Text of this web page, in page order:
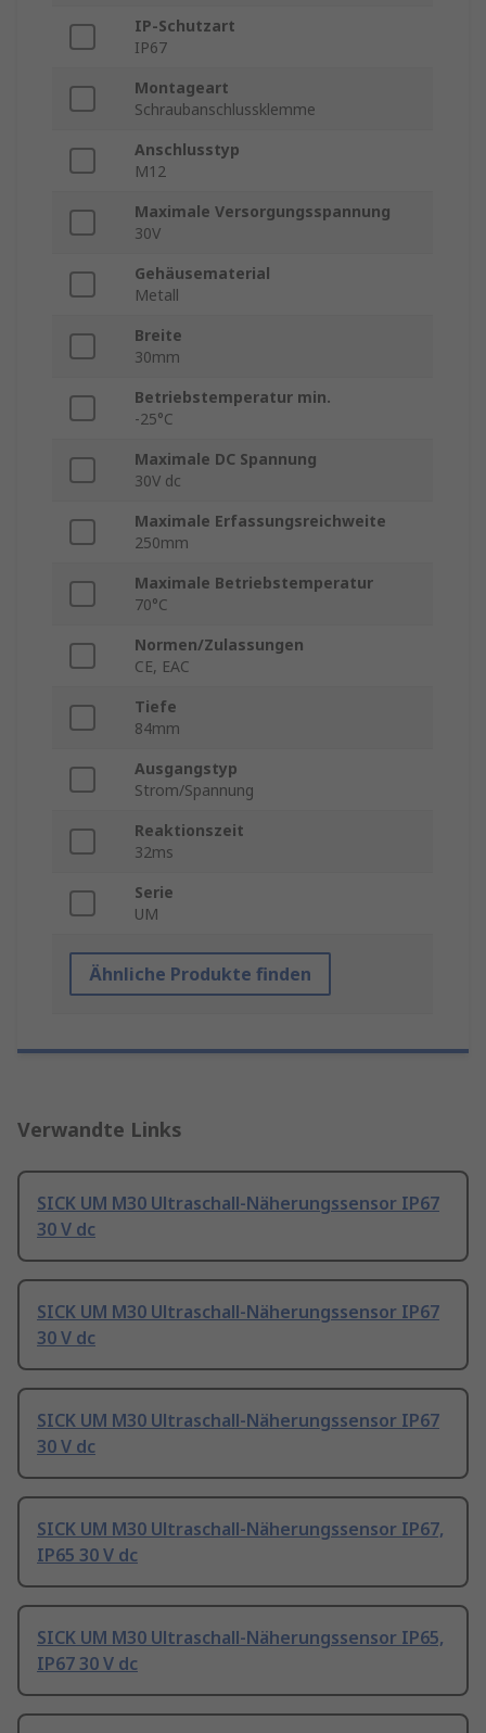
IP-Schutzart
IP67
Montageart
Schraubanschlussklemme
Anschlusstyp
M12
Maximale Versorgungsspannung
30V
Gehäusematerial
Metall
Breite
30mm
Betriebstemperatur min.
-25°C
Maximale DC Spannung
30V dc
Maximale Erfassungsreichweite
250mm
Maximale Betriebstemperatur
70°C
Normen/Zulassungen
CE, EAC
Tiefe
84mm
Ausgangstyp
Strom/Spannung
Reaktionszeit
32ms
Serie
UM
Ähnliche Produkte finden
Verwandte Links
SICK UM M30 Ultraschall-Näherungssensor IP67
30 V dc
SICK UM M30 Ultraschall-Näherungssensor IP67
30 V dc
SICK UM M30 Ultraschall-Näherungssensor IP67
30 V dc
SICK UM M30 Ultraschall-Näherungssensor IP67,
IP65 30 V dc
SICK UM M30 Ultraschall-Näherungssensor IP65,
IP67 30 V dc